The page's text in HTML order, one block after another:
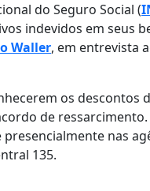
do Seguro Social (
indevidos em seus
Waller, em entrevista
os descontos
de
nas
135.